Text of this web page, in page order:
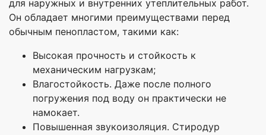
для наружных и внутренних утеплительных работ.
Он обладает многими преимуществами перед
обычным пенопластом, такими как:
Высокая прочность и стойкость к
механическим нагрузкам;
Влагостойкость. Даже после полного
погружения под воду он практически не
намокает.
Повышенная звукоизоляция. Стиродур